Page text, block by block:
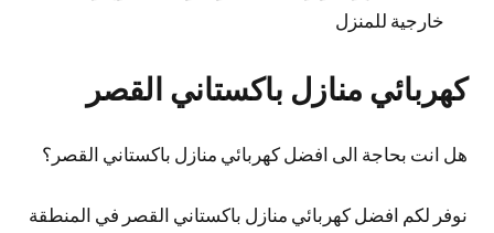
خارجية للمنزل
كهربائي منازل باكستاني القصر
هل انت بحاجة الى افضل كهربائي منازل باكستاني القصر؟
نوفر لكم افضل كهربائي منازل باكستاني القصر في المنطقة